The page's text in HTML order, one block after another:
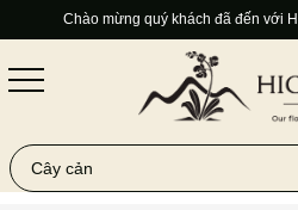
Chào mừng quý khách đã đến với